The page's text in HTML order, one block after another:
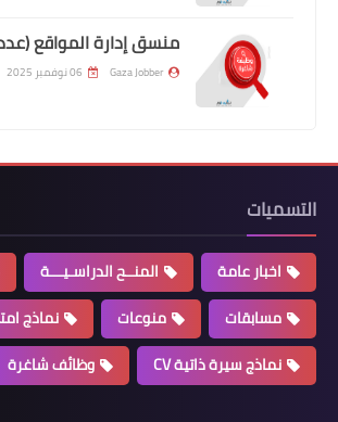
منسق إدارة المواقع (عدد
Gaza Jobber 06 نوفمبر 2025
التسميات
اخبار عامة المنــح الدراسـيـــة
مسابقات
منوعات
نماذج
نماذج سيرة ذاتية CV
وظائف شاغرة